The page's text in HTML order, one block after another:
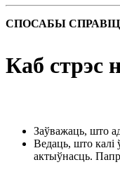
СПОСАБЫ
Каб стрэс
Заўважаць, што
Ведаць, што калі
актыўнасць.